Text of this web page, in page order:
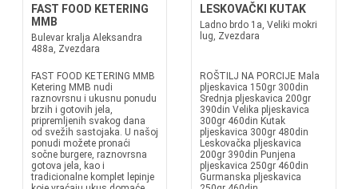
FAST FOOD KETERING
MMB
Bulevar kralja Aleksandra
488a, Zvezdara
FAST FOOD KETERING MMB
Ketering MMB nudi
raznovrsnu i ukusnu ponudu
brzih i gotovih jela,
pripremljenih svakog dana
od svežih sastojaka. U našoj
ponudi možete pronaći
sočne burgere, raznovrsna
gotova jela, kao i
tradicionalne komplet lepinje
LESKOVAČKI KUTAK
Ladno brdo 1a, Veliki mokri
lug, Zvezdara
ROŠTILJ NA PORCIJE Mala
pljeskavica 150gr 300din
Srednja pljeskavica 200gr
390din Velika pljeskavica
300gr 460din Kutak
pljeskavica 300gr 480din
Leskovačka pljeskavica
200gr 390din Punjena
pljeskavica 250gr 460din
Gurmanska pljeskavica